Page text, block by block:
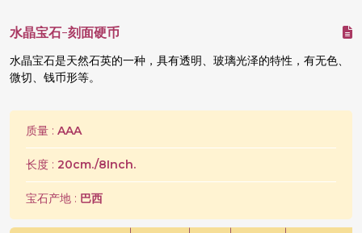
水晶宝石-刻面硬币
水晶宝石是天然石英的一种，具有透明、玻璃光泽的特性，有无色、
微切、钱币形等。
质量 : AAA
长度 : 20cm./8Inch.
宝石产地 : 巴西